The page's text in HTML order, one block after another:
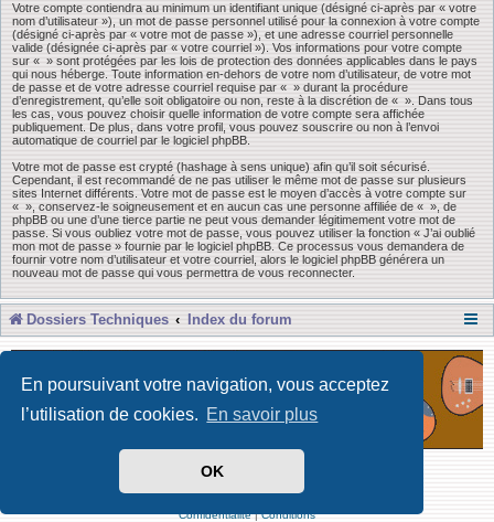
En poursuivant votre navigation, vous acceptez
l’utilisation de cookies. En savoir plus
OK
Votre compte contiendra au minimum un identifiant unique (désigné ci-après par « votre
nom d’utilisateur »), un mot de passe personnel utilisé pour la connexion à votre compte
(désigné ci-après par « votre mot de passe »), et une adresse courriel personnelle
valide (désignée ci-après par « votre courriel »). Vos informations pour votre compte
sur « » sont protégées par les lois de protection des données applicables dans le pays
qui nous héberge. Toute information en-dehors de votre nom d’utilisateur, de votre mot
de passe et de votre adresse courriel requise par « » durant la procédure
d’enregistrement, qu’elle soit obligatoire ou non, reste à la discrétion de « ». Dans tous
les cas, vous pouvez choisir quelle information de votre compte sera affichée
publiquement. De plus, dans votre profil, vous pouvez souscrire ou non à l’envoi
automatique de courriel par le logiciel phpBB.
Votre mot de passe est crypté (hashage à sens unique) afin qu’il soit sécurisé.
Cependant, il est recommandé de ne pas utiliser le même mot de passe sur plusieurs
sites Internet différents. Votre mot de passe est le moyen d’accès à votre compte sur
« », conservez-le soigneusement et en aucun cas une personne affiliée de « », de
phpBB ou une d’une tierce partie ne peut vous demander légitimement votre mot de
passe. Si vous oubliez votre mot de passe, vous pouvez utiliser la fonction « J’ai oublié
mon mot de passe » fournie par le logiciel phpBB. Ce processus vous demandera de
fournir votre nom d’utilisateur et votre courriel, alors le logiciel phpBB générera un
nouveau mot de passe qui vous permettra de vous reconnecter.
Dossiers Techniques Index du forum
Développé par Forum Software © phpBB Limited
Traduit par phpBB-fr
Confidentialité|Conditions